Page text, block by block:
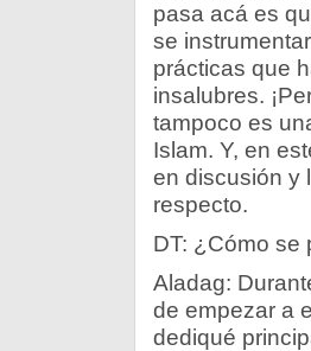
pasa acá es
se
prácticas que
insalubres.
tampoco es
Islam. Y, en
en discusión y
respecto.
DT: ¿Cómo se
Aladag:
de empezar a
dediqué